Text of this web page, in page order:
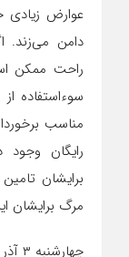
عوارض
دامن می‌زند.
راحت ممکن
سوء‌استفاده
مناسب
رایگان وجود
برایشان
مرگ برایشان
چهارشنبه ۳ آذر